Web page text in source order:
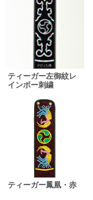
ティーガー左御紋レ
インボー刺繍
ティーガー鳳凰・赤